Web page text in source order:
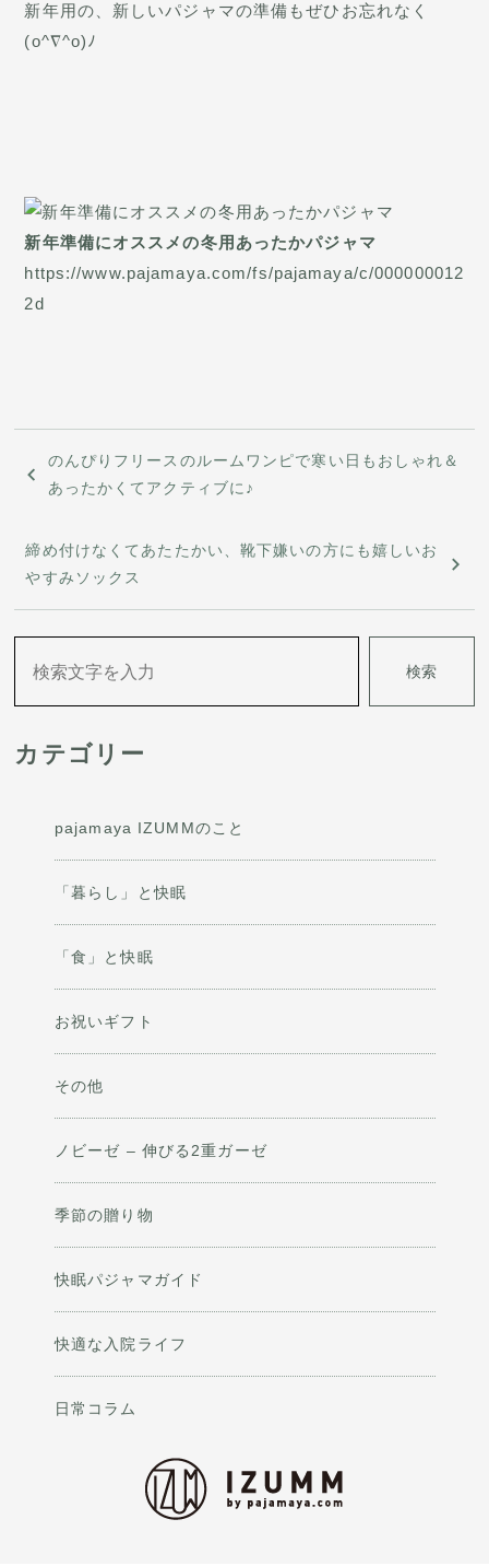
新年用の、新しいパジャマの準備もぜひお忘れなく
(o^∇^o)ﾉ
新年準備にオススメの冬用あったかパジャマ
https://www.pajamaya.com/fs/pajamaya/c/000000012
2d
稿
ビ
ゲ
ン
のんぴりフリースのルームワンピで寒い日もおしゃれ＆
あったかくてアクティブに♪
締め付けなくてあたたかい、靴下嫌いの方にも嬉しいお
やすみソックス
検索
カテゴリー
pajamaya IZUMMのこと
「暮らし」と快眠
「食」と快眠
お祝いギフト
その他
ノビーゼ – 伸びる2重ガーゼ
季節の贈り物
快眠パジャマガイド
快適な入院ライフ
日常コラム